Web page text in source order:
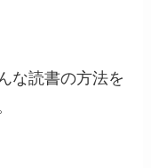
な読書の方法を